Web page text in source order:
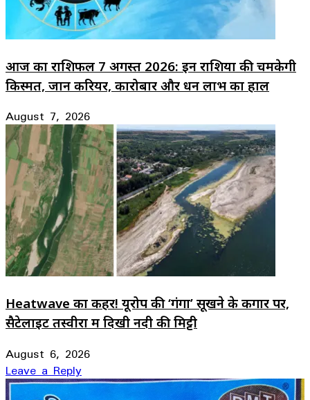
आज का राशिफल 7 अगस्त 2026: इन राशियों की चमकेगी
किस्मत, जानें करियर, कारोबार और धन लाभ का हाल
August 7, 2026
Heatwave का कहर! यूरोप की ‘गंगा’ सूखने के कगार पर,
सैटेलाइट तस्वीरों में दिखी नदी की मिट्टी
August 6, 2026
Leave a Reply